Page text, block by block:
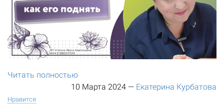
Читать полностью
10 Марта 2024 — Екатерина Курбатова
Нравится